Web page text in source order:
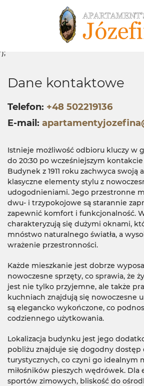
');
Dane kontaktowe
Telefon +48 502219136
E-mail
Istnieje możliwość odbioru kluczy w
do 20:30 po wcześniejszym
Budynek z 1911 roku zachwyca swoją
klasyczne elementy stylu z
udogodnieniami. Jego przestronne
dwu- i trzypokojowe są starannie
zapewnić komfort i funkcjonalność.
charakteryzują się dużymi oknami,
mnóstwo naturalnego światła, a
wrażenie przestronności.
Każde mieszkanie jest dobrze
nowoczesne sprzęty, co sprawia, że
jest nie tylko przyjemne, ale także
kuchniach znajdują się nowoczesne
są elegancko wykończone, co
codziennego użytkowania.
Lokalizacja budynku jest jego
pobliżu znajduje się dogodny dostęp
turystycznych, co czyni go idealnym
miłośników pieszych wędrówek. Dla
sportów zimowych, bliskość do